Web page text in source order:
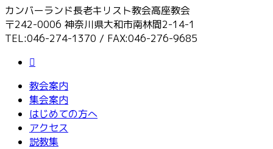
カンバーランド長老キリスト教会高座教会
〒242-0006 神奈川県大和市南林間2-14-1
TEL:046-274-1370 / FAX:046-276-9685
教会案内
集会案内
はじめての方へ
アクセス
説教集